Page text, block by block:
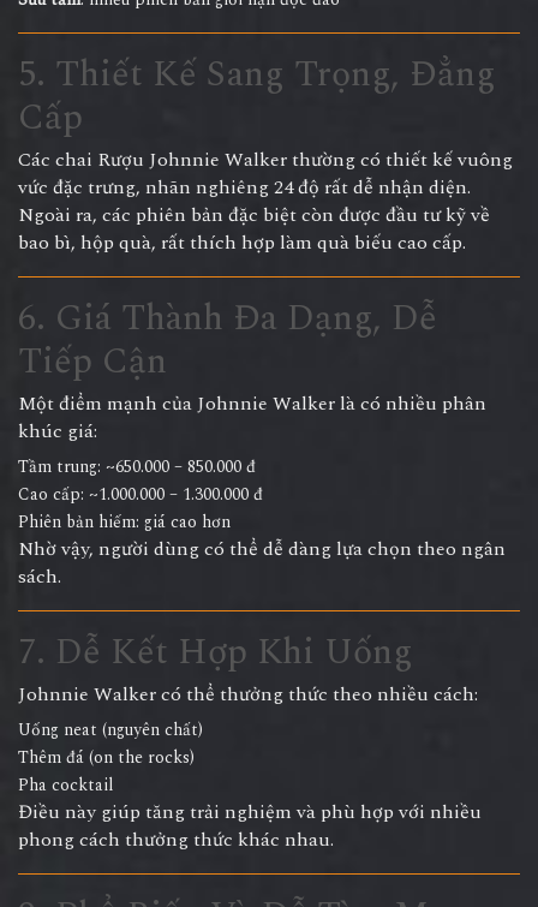
5. Thiết Kế Sang Trọng, Đẳng
Cấp
Các chai Rượu Johnnie Walkerthường có thiết kế vuông
vức đặc trưng, nhãn nghiêng 24 độ rất dễ nhận diện.
Ngoài ra, các phiên bản đặc biệt còn được đầu tư kỹ về
bao bì, hộp quà, rất thích hợp làm quà biếu cao cấp.
6. Giá Thành Đa Dạng, Dễ
Tiếp Cận
Một điểm mạnh của Johnnie Walker là có nhiều phân
khúc giá:
Tầm trung: ~650.000 – 850.000 đ
Cao cấp: ~1.000.000 – 1.300.000 đ
Phiên bản hiếm: giá cao hơn
Nhờ vậy, người dùng có thể dễ dàng lựa chọn theo ngân
sách.
7. Dễ Kết Hợp Khi Uống
Johnnie Walker có thể thưởng thức theo nhiều cách:
Uống neat (nguyên chất)
Thêm đá (on the rocks)
Pha cocktail
Điều này giúp tăng trải nghiệm và phù hợp với nhiều
phong cách thưởng thức khác nhau.